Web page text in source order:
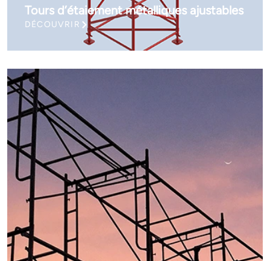
Tours d’étaiement métalliques ajustables
DÉCOUVRIR